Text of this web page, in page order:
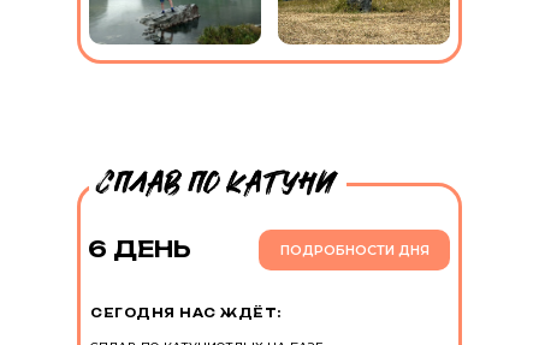
СЕГОДНЯ НАС ЖДЁТ:
6 ДЕНЬ ПОДРОБНОСТИ ДНЯ